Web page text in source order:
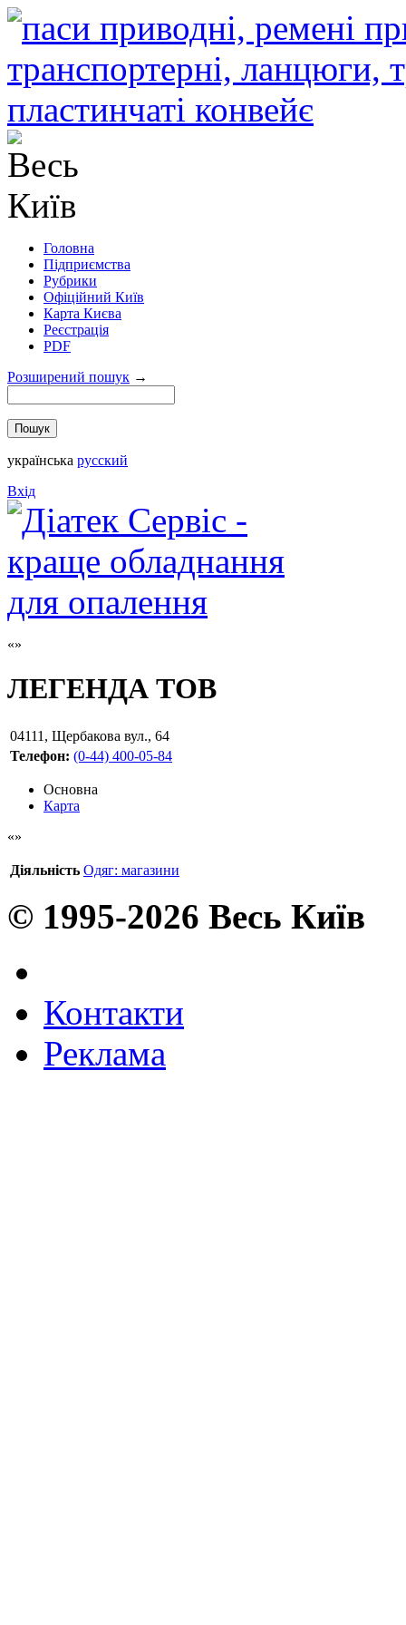
Головна
Підприємства
Рубрики
Офіційний Київ
Карта Києва
Реєстрація
PDF
Розширений пошук →
українська русский
Вхід
ЛЕГЕНДА ТОВ
04111 , Щербакова вул., 64
Телефон: (0-44) 400-05-84
Основна
Карта
Діяльність Одяг: магазини
© 1995-2026 Весь Київ
Контакти
Реклама